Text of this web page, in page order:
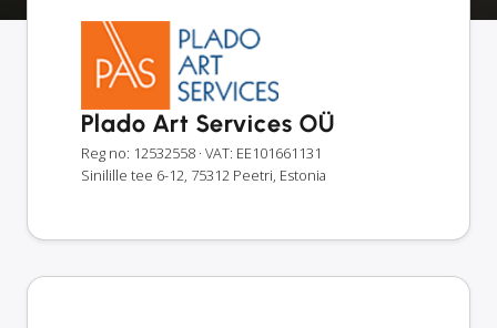
Plado Art Services OÜ
Reg no: 12532558 · VAT: EE101661131
Sinilille tee 6-12, 75312 Peetri, Estonia